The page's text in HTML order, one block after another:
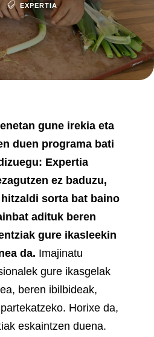
EXPERTIA
gune irekia eta
duen programa bati
Expertia
ez baduzu,
sorta bat baino
adituk beren
gure ikasleekin
da. Imajinatu
gure ikasgelak
beren ibilbideak,
Horixe da,
eskaintzen duena.